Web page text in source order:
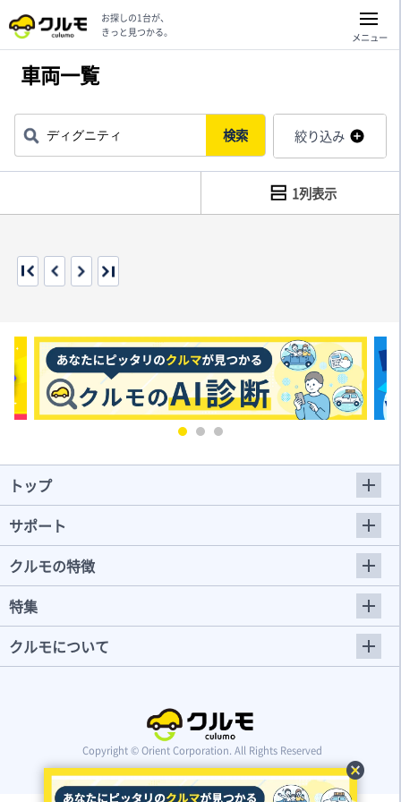
cancel
お探しの1台が、
きっと見つかる。
メニュー
車両一覧
検索 絞り込み
1列表示
トップ
サポート
クルモの特徴
特集
クルモについて
Copyright © Orient Corporation. All Rights Reserved